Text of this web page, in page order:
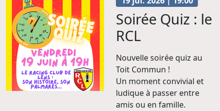
Soirée Quiz : le
RCL
Nouvelle soirée quiz au
Toit Commun !
Un moment convivial et
ludique à passer entre
amis ou en famille.